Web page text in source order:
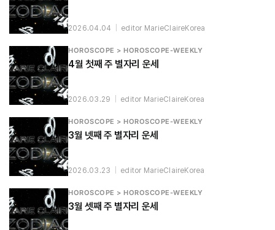
2026.04.04 editor MarieClaireKorea
HOROSCOPE > HOROSCOPE-WEEKLY
4월 첫째 주 별자리 운세
2026.03.29 editor MarieClaireKorea
HOROSCOPE > HOROSCOPE-WEEKLY
3월 넷째 주 별자리 운세
2026.03.23 editor MarieClaireKorea
HOROSCOPE > HOROSCOPE-WEEKLY
3월 셋째 주 별자리 운세